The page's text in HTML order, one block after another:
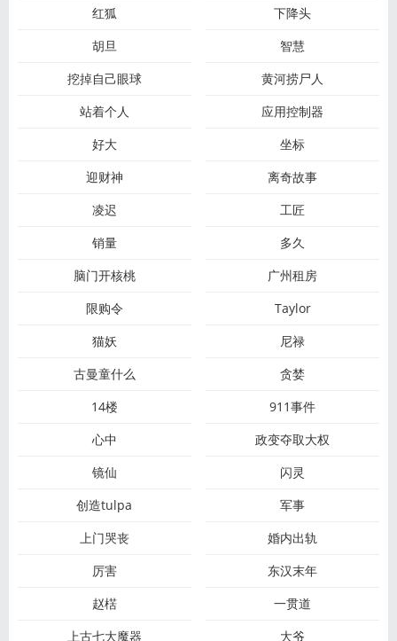
红狐
下降头
胡旦
智慧
挖掉自己眼球
黄河捞尸人
站着个人
应用控制器
好大
坐标
迎财神
离奇故事
凌迟
工匠
销量
多久
脑门开核桃
广州租房
限购令
Taylor
猫妖
尼禄
古曼童什么
贪婪
14楼
911事件
心中
政变夺取大权
镜仙
闪灵
创造tulpa
军事
上门哭丧
婚内出轨
厉害
东汉末年
赵楛
一贯道
上古七大魔器
大爷